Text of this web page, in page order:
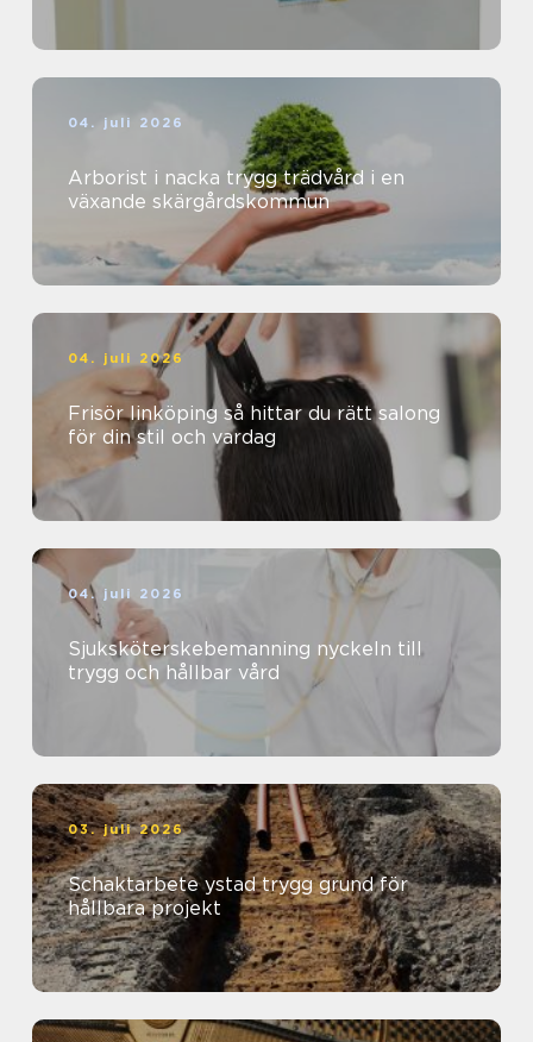
04. juli 2026
Arborist i nacka trygg trädvård i en
växande skärgårdskommun
04. juli 2026
Frisör linköping så hittar du rätt salong
för din stil och vardag
04. juli 2026
Sjuksköterskebemanning nyckeln till
trygg och hållbar vård
03. juli 2026
Schaktarbete ystad trygg grund för
hållbara projekt